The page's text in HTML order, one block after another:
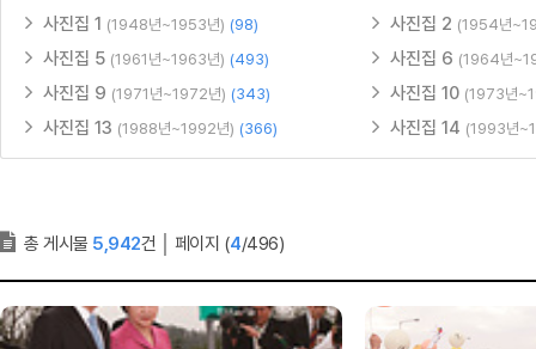
사진집 1 (1948년~1953년) (98) 사진집 2 (1954년
사진집 5 (1961년~1963년) (493) 사진집 6 (1964년
사진집 9 (1971년~1972년) (343) 사진집 10 (1973년
사진집 13 (1988년~1992년) (366) 사진집 14 (1993년
총 게시물 5,942건 페이지 (4/496)